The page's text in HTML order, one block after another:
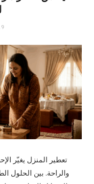
19
تعطير المنزل يغيّر
والراحة. بين الحلول